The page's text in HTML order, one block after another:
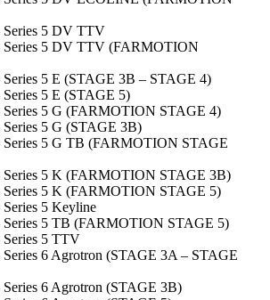
5 DV TTV
5 DV TTV (FARMOTION
5 E (STAGE 3B – STAGE 4)
5 E (STAGE 5)
5 G (FARMOTION STAGE 4)
5 G (STAGE 3B)
5 G TB (FARMOTION STAGE
5 K (FARMOTION STAGE 3B)
5 K (FARMOTION STAGE 5)
5 Keyline
5 TB (FARMOTION STAGE 5)
5 TTV
6 Agrotron (STAGE 3A – STAGE
6 Agrotron (STAGE 3B)